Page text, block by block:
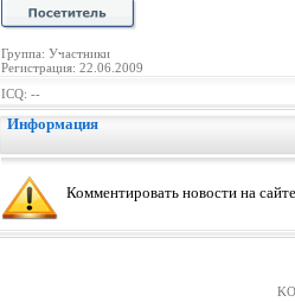
Группа: Участники
Регистрация: 22.06.2009
ICQ: --
Информация
Комментировать новости на